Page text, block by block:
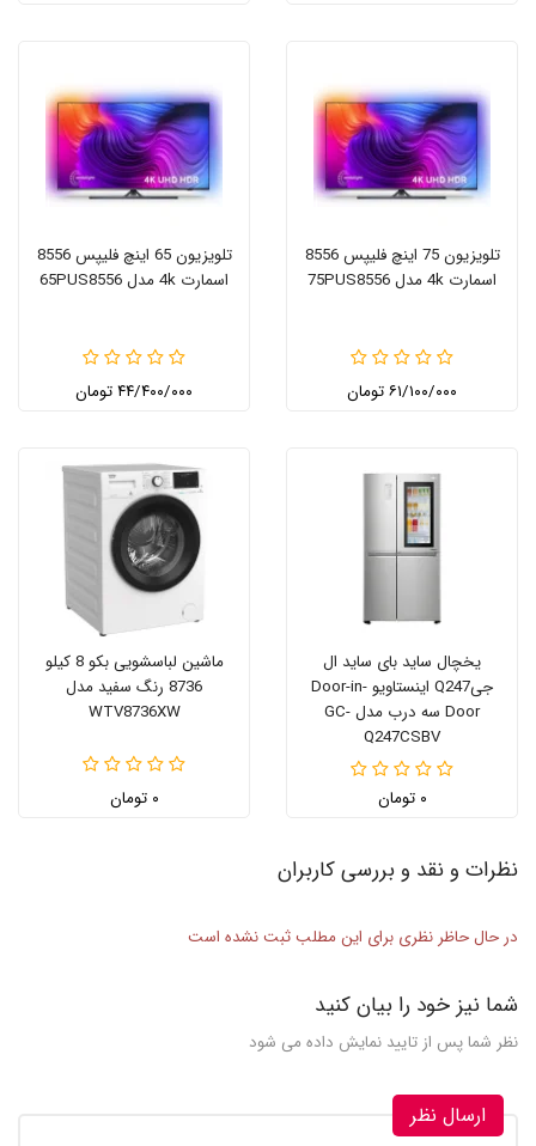
تلویزیون 75 اینچ فلیپس 8556
اسمارت 4k مدل 75PUS8556
۶۱/۱۰۰/۰۰۰ تومان
تلویزیون 65 اینچ فلیپس 8556
اسمارت 4k مدل 65PUS8556
۴۴/۴۰۰/۰۰۰ تومان
یخچال ساید بای ساید ال
جیQ247 اینستاویو Door-in-
Door سه درب مدل GC-
Q247CSBV
۰ تومان
ماشین لباسشویی بکو 8 کیلو
8736 رنگ سفید مدل
WTV8736XW
۰ تومان
نظرات و نقد و بررسی کاربران
در حال حاظر نظری برای این مطلب ثبت نشده است
شما نیز خود را بیان کنید
نظر شما پس از تایید نمایش داده می شود
ارسال نظر